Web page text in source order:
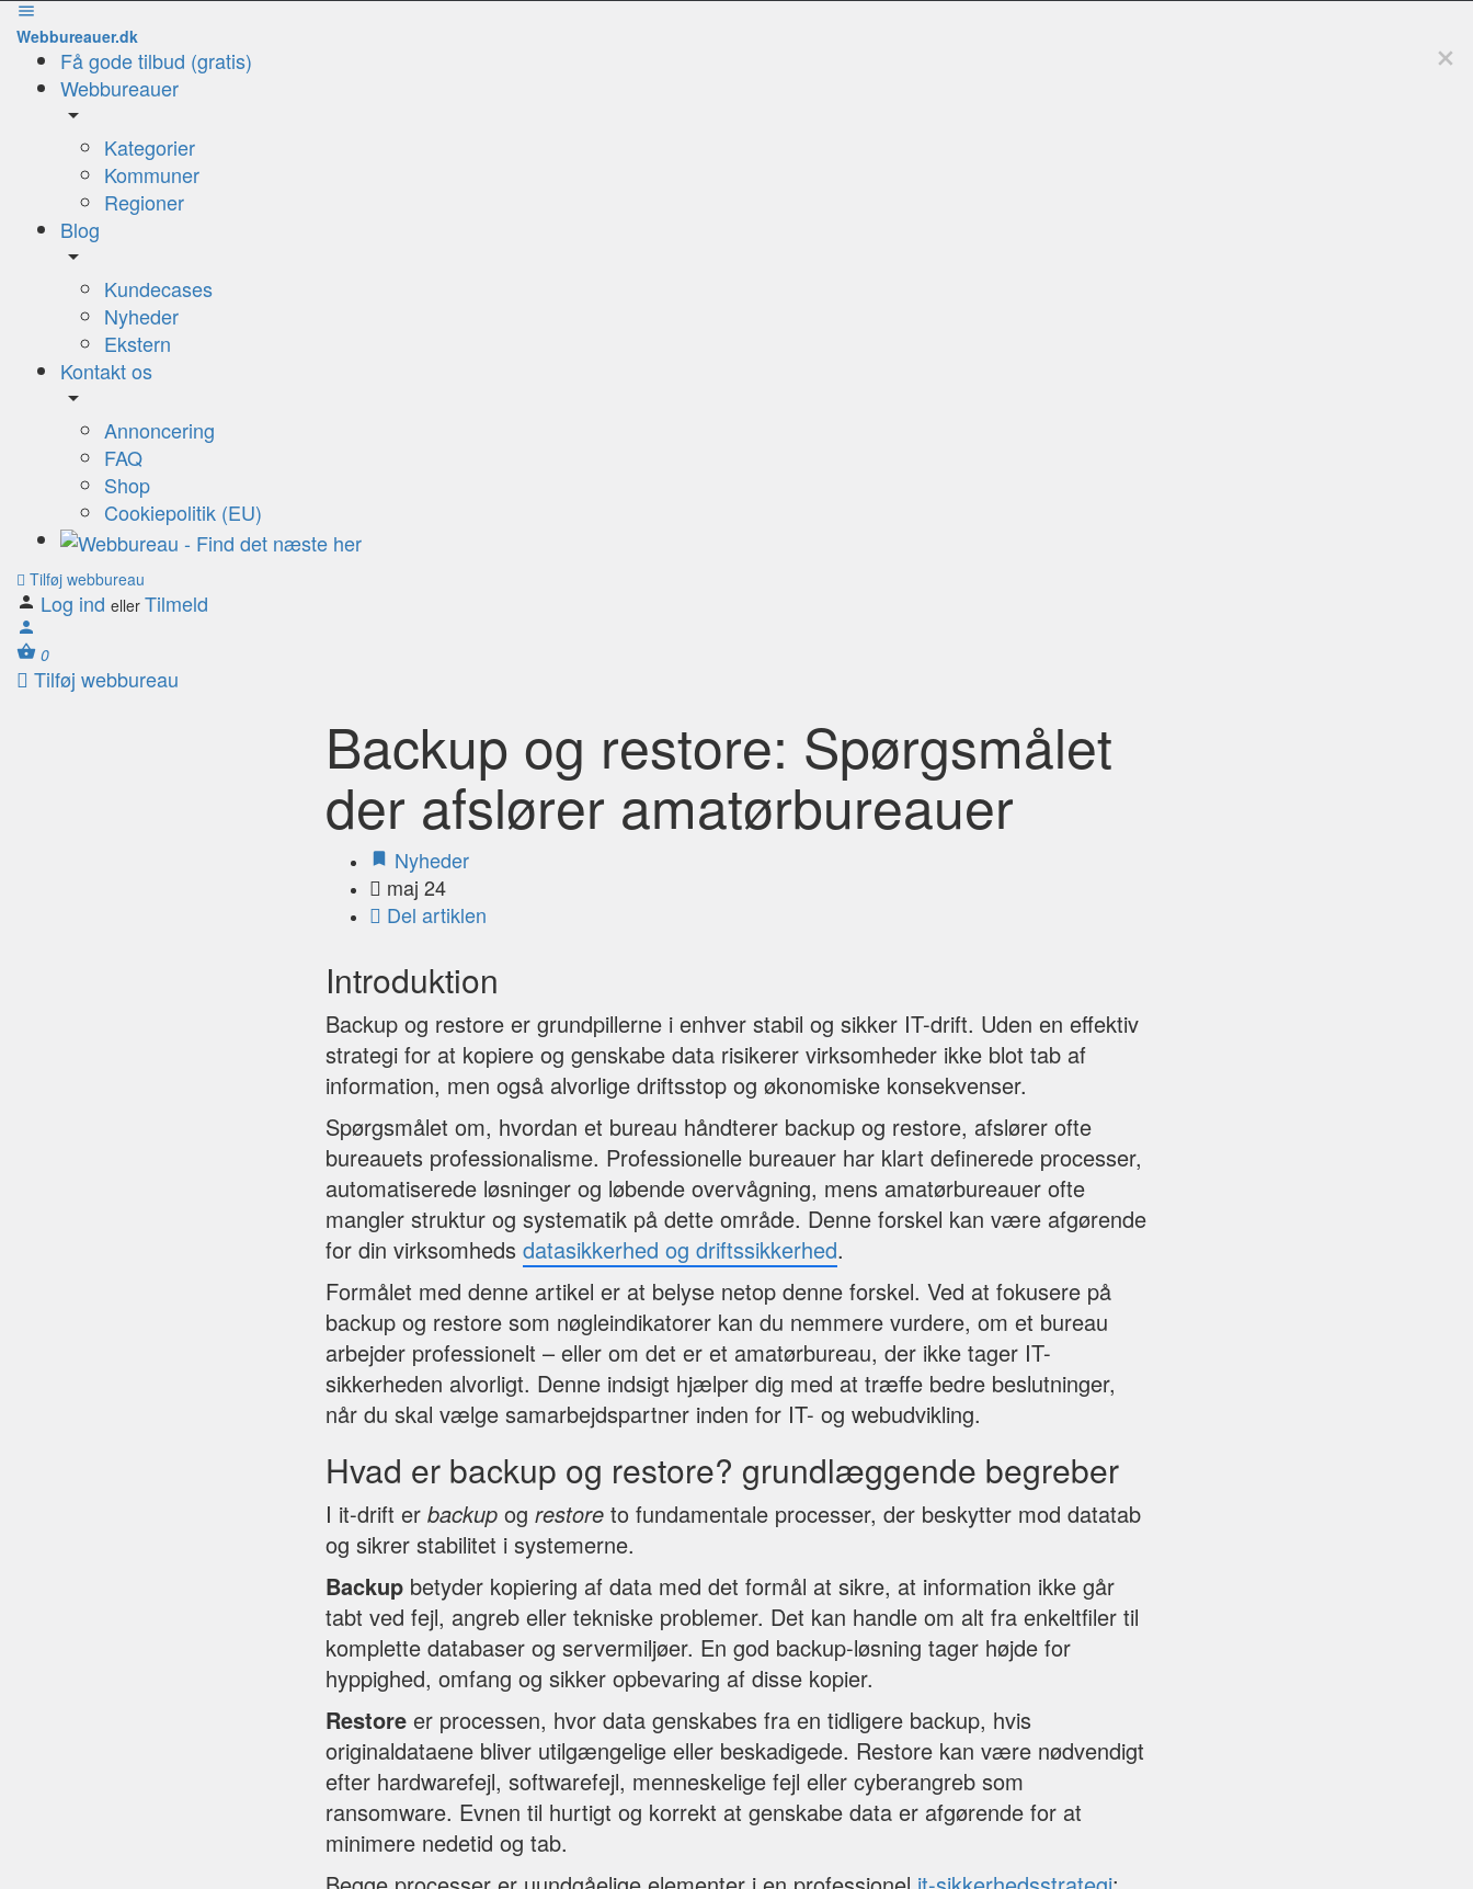
Webbureauer.dk
Få gode tilbud (gratis)
Webbureauer
Kategorier
Kommuner
Regioner
Blog
Kundecases
Nyheder
Ekstern
Kontakt os
Annoncering
FAQ
Shop
Cookiepolitik (EU)
Tilføj webbureau
Log ind eller Tilmeld
0
Tilføj webbureau
Backup og restore: Spørgsmålet
der afslører amatørbureauer
Nyheder
maj 24
Del artiklen
Introduktion
Backup og restore er grundpillerne i enhver stabil og sikker IT-drift. Uden en effektiv
strategi for at kopiere og genskabe data risikerer virksomheder ikke blot tab af
information, men også alvorlige driftsstop og økonomiske konsekvenser.
Spørgsmålet om, hvordan et bureau håndterer backup og restore, afslører ofte
bureauets professionalisme. Professionelle bureauer har klart definerede processer,
automatiserede løsninger og løbende overvågning, mens amatørbureauer ofte
mangler struktur og systematik på dette område. Denne forskel kan være afgørende
for din virksomheds datasikkerhed og driftssikkerhed.
Formålet med denne artikel er at belyse netop denne forskel. Ved at fokusere på
backup og restore som nøgleindikatorer kan du nemmere vurdere, om et bureau
arbejder professionelt – eller om det er et amatørbureau, der ikke tager IT-
sikkerheden alvorligt. Denne indsigt hjælper dig med at træffe bedre beslutninger,
når du skal vælge samarbejdspartner inden for IT- og webudvikling.
Hvad er backup og restore? grundlæggende begreber
I it-drift er backup og restore to fundamentale processer, der beskytter mod datatab
og sikrer stabilitet i systemerne.
Backup betyder kopiering af data med det formål at sikre, at information ikke går
tabt ved fejl, angreb eller tekniske problemer. Det kan handle om alt fra enkeltfiler til
komplette databaser og servermiljøer. En god backup-løsning tager højde for
hyppighed, omfang og sikker opbevaring af disse kopier.
Restore er processen, hvor data genskabes fra en tidligere backup, hvis
originaldataene bliver utilgængelige eller beskadigede. Restore kan være nødvendigt
efter hardwarefejl, softwarefejl, menneskelige fejl eller cyberangreb som
ransomware. Evnen til hurtigt og korrekt at genskabe data er afgørende for at
minimere nedetid og tab.